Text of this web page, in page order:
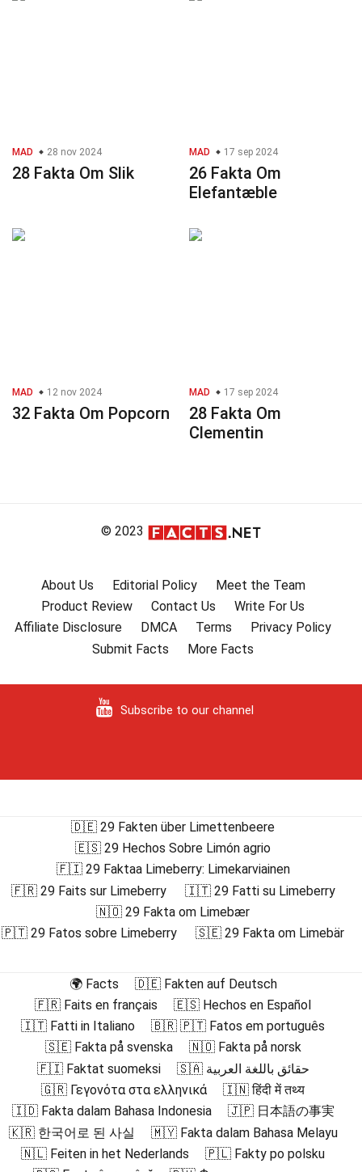
MAD 28 nov 2024
28 Fakta Om Slik
MAD 17 sep 2024
26 Fakta Om
Elefantæble
MAD 12 nov 2024
32 Fakta Om Popcorn
MAD 17 sep 2024
28 Fakta Om
Clementin
© 2023
About Us Editorial Policy
Meet the Team
Product Review
Contact Us
Write For Us
Affiliate Disclosure
DMCA Terms
Privacy Policy
Submit Facts
More Facts
Subscribe to our channel
🇩🇪 29 Fakten über Limettenbeere
🇪🇸 29 Hechos Sobre Limón agrio
🇫🇮 29 Faktaa Limeberry: Limekarviainen
🇫🇷 29 Faits sur Limeberry
🇮🇹 29 Fatti su Limeberry
🇳🇴 29 Fakta om Limebær
🇵🇹 29 Fatos sobre Limeberry
🇸🇪 29 Fakta om Limebär
🌍 Facts
🇩🇪 Fakten auf Deutsch
🇫🇷 Faits en français
🇪🇸 Hechos en Español
🇮🇹 Fatti in Italiano
🇧🇷 🇵🇹 Fatos em português
🇸🇪 Fakta på svenska
🇳🇴 Fakta på norsk
🇫🇮 Faktat suomeksi
🇸🇦 حقائق باللغة العربية
🇬🇷 Γεγονότα στα ελληνικά
🇮🇳 हिंदी में तथ्य
🇮🇩 Fakta dalam Bahasa Indonesia
🇯🇵 日本語の事実
🇰🇷 한국어로 된 사실
🇲🇾 Fakta dalam Bahasa Melayu
🇳🇱 Feiten in het Nederlands
🇵🇱 Fakty po polsku